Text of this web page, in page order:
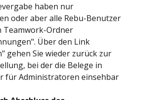
haben nur
oder aber alle Rebu-Benutzer
Teamwork-Ordner
Über den Link
gehen Sie wieder zurück zur
bei der die Belege in
für Administratoren einsehbar